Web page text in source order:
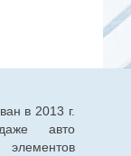
в 2013 г.
авто
элементов